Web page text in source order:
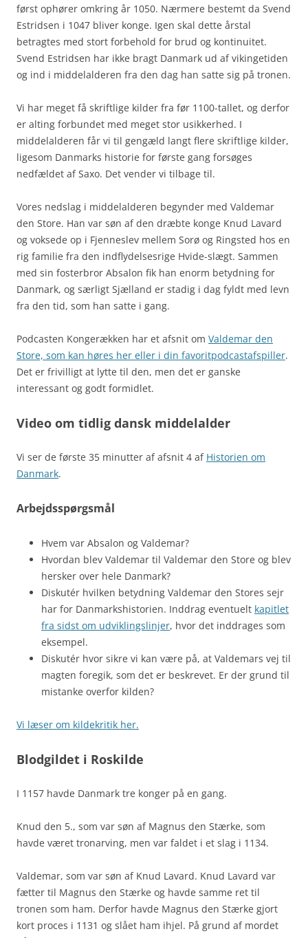
først ophører omkring år 1050. Nærmere bestemt da Svend
Estridsen i 1047 bliver konge. Igen skal dette årstal
betragtes med stort forbehold for brud og kontinuitet.
Svend Estridsen har ikke bragt Danmark ud af vikingetiden
og ind i middelalderen fra den dag han satte sig på tronen.
Vi har meget få skriftlige kilder fra før 1100-tallet, og derfor
er alting forbundet med meget stor usikkerhed. I
middelalderen får vi til gengæld langt flere skriftlige kilder,
ligesom Danmarks historie for første gang forsøges
nedfældet af Saxo. Det vender vi tilbage til.
Vores nedslag i middelalderen begynder med Valdemar
den Store. Han var søn af den dræbte konge Knud Lavard
og voksede op i Fjenneslev mellem Sorø og Ringsted hos en
rig familie fra den indflydelsesrige Hvide-slægt. Sammen
med sin fosterbror Absalon fik han enorm betydning for
Danmark, og særligt Sjælland er stadig i dag fyldt med levn
fra den tid, som han satte i gang.
Podcasten Kongerækken har et afsnit om Valdemar den
Store, som kan høres her eller i din favoritpodcastafspiller.
Det er frivilligt at lytte til den, men det er ganske
interessant og godt formidlet.
Video om tidlig dansk middelalder
Vi ser de første 35 minutter af afsnit 4 af Historien om
Danmark.
Arbejdsspørgsmål
Hvem var Absalon og Valdemar?
Hvordan blev Valdemar til Valdemar den Store og blev
hersker over hele Danmark?
Diskutér hvilken betydning Valdemar den Stores sejr
har for Danmarkshistorien. Inddrag eventuelt kapitlet
fra sidst om udviklingslinjer, hvor det inddrages som
eksempel.
Diskutér hvor sikre vi kan være på, at Valdemars vej til
magten foregik, som det er beskrevet. Er der grund til
mistanke overfor kilden?
Vi læser om kildekritik her.
Blodgildet i Roskilde
I 1157 havde Danmark tre konger på en gang.
Knud den 5., som var søn af Magnus den Stærke, som
havde været tronarving, men var faldet i et slag i 1134.
Valdemar, som var søn af Knud Lavard. Knud Lavard var
fætter til Magnus den Stærke og havde samme ret til
tronen som ham. Derfor havde Magnus den Stærke gjort
kort proces i 1131 og slået ham ihjel. På grund af mordet